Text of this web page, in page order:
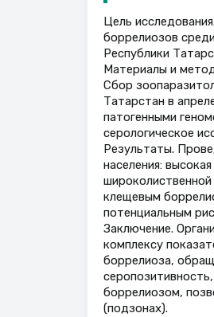
Цель
боррелиозов
Республики
Материалы и
Сбор
Татарстан в
патогенными
серологическое
Результаты.
населения:
клещевым
потенциальным
Заключение.
комплексу
боррелиоза,
боррелиозом,
(подзонах).